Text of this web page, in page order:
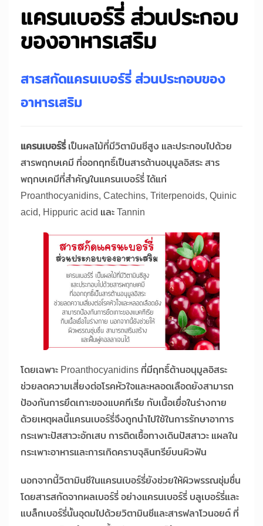
แครนเบอร์รี่ ส่วนประกอบ
ของอาหารเสริม
สารสกัดแครนเบอร์รี่ ส่วนประกอบของ
อาหารเสริม
แครนเบอร์รี่เป็นผลไม้ที่มีวิตามินซีสูง และประกอบไปด้วย
สารพฤกษเคมี ที่ออกฤทธิ์เป็นสารต้านอนุมูลอิสระ สาร
พฤกษเคมีที่สำคัญในแครนเบอร์รี่ ได้แก่
Proanthocyanidins, Catechins, Triterpenoids, Quinic
acid, Hippuric acid และ Tannin
โดยเฉพาะ Proanthocyanidins ที่มีฤทธิ์ต้านอนุมูลอิสระ
ช่วยลดความเสี่ยงต่อโรคหัวใจและหลอดเลือดยังสามารถ
ป้องกันการยึดเกาะของแบคทีเรีย กับเนื้อเยื่อในร่างกาย
ด้วยเหตุผลนี้แครนเบอร์รี่จึงถูกนำไปใช้ในการรักษาอาการ
กระเพาะปัสสาวะอักเสบ การติดเชื้อทางเดินปัสสาวะ แผลใน
กระเพาะอาหารและการเกิดคราบจุลินทรีย์บนผิวฟัน
นอกจากนี้วิตามินซีในแครนเบอร์รี่ยังช่วยให้ผิวพรรณชุ่มชื่น
โดยสารสกัดจากผลเบอร์รี่ อย่างแครนเบอร์รี่ บลูเบอร์รี่และ
แบล็กเบอร์รี่นั้นอุดมไปด้วยวิตามินซีและสารฟลาโวนอยด์ ที่